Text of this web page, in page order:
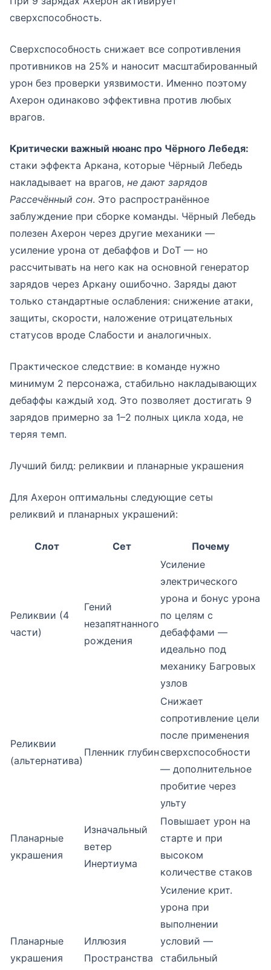
сверхспособность.
Сверхспособность снижает все сопротивления
противников на 25% и наносит масштабированный
урон без проверки уязвимости. Именно поэтому
Ахерон одинаково эффективна против любых
врагов.
Критически важный нюанс про Чёрного Лебедя:
стаки эффекта Аркана, которые Чёрный Лебедь
накладывает на врагов, не дают зарядов
Рассечённый сон. Это распространённое
заблуждение при сборке команды. Чёрный Лебедь
полезен Ахерон через другие механики —
усиление урона от дебаффов и DoT — но
рассчитывать на него как на основной генератор
зарядов через Аркану ошибочно. Заряды дают
только стандартные ослабления: снижение атаки,
защиты, скорости, наложение отрицательных
статусов вроде Слабости и аналогичных.
Практическое следствие: в команде нужно
минимум 2 персонажа, стабильно накладывающих
дебаффы каждый ход. Это позволяет достигать 9
зарядов примерно за 1–2 полных цикла хода, не
теряя темп.
Лучший билд: реликвии и планарные украшения
Для Ахерон оптимальны следующие сеты
реликвий и планарных украшений:
Слот Сет Почему
Реликвии (4
части)
Гений
незапятнанного
рождения
Усиление
электрического
урона и бонус урона
по целям с
дебаффами —
идеально под
механику Багровых
узлов
Реликвии
(альтернатива)
Пленник глубин
Снижает
сопротивление цели
после применения
сверхспособности
— дополнительное
пробитие через
ульту
Планарные
украшения
Изначальный
ветер
Инертиума
Повышает урон на
старте и при
высоком
количестве стаков
Планарные
украшения
Иллюзия
Пространства
Усиление крит.
урона при
выполнении
условий —
стабильный